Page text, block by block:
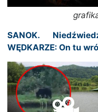
SANOK.
WĘDKARZE: On tu